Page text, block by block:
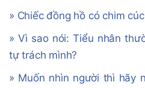
» Chiếc đồng hồ có chim
» Vì sao nói: Tiểu nhân
tự trách mình?
» Muốn nhìn người thì hãy